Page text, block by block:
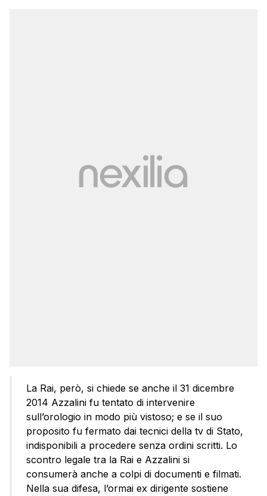
La Rai, però, si chiede se anche il 31 dicembre
2014 Azzalini fu tentato di intervenire
sull’orologio in modo più vistoso; e se il suo
proposito fu fermato dai tecnici della tv di Stato,
indisponibili a procedere senza ordini scritti. Lo
scontro legale tra la Rai e Azzalini si
consumerà anche a colpi di documenti e filmati.
Nella sua difesa, l’ormai ex dirigente sostiene